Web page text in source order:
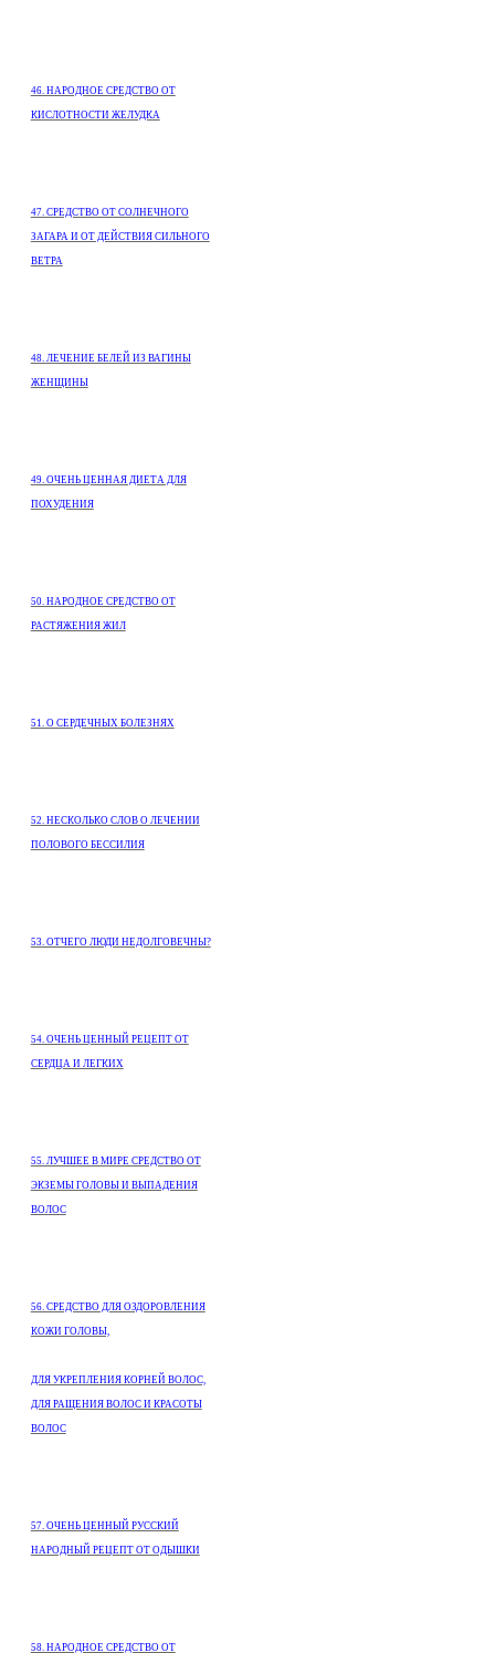
46. НАРОДНОЕ СРЕДСТВО ОТ
КИСЛОТНОСТИ ЖЕЛУДКА
47. СРЕДСТВО ОТ СОЛНЕЧНОГО
ЗАГАРА И ОТ ДЕЙСТВИЯ СИЛЬНОГО
ВЕТРА
48. ЛЕЧЕНИЕ БЕЛЕЙ ИЗ ВАГИНЫ
ЖЕНЩИНЫ
49. ОЧЕНЬ ЦЕННАЯ ДИЕТА ДЛЯ
ПОХУДЕНИЯ
50. НАРОДНОЕ СРЕДСТВО ОТ
РАСТЯЖЕНИЯ ЖИЛ
51. О СЕРДЕЧНЫХ БОЛЕЗНЯХ
52. НЕСКОЛЬКО СЛОВ О ЛЕЧЕНИИ
ПОЛОВОГО БЕССИЛИЯ
53. ОТЧЕГО ЛЮДИ НЕДОЛГОВЕЧНЫ?
54. ОЧЕНЬ ЦЕННЫЙ РЕЦЕПТ ОТ
СЕРДЦА И ЛЕГКИХ
55. ЛУЧШЕЕ В МИРЕ СРЕДСТВО ОТ
ЭКЗЕМЫ ГОЛОВЫ И ВЫПАДЕНИЯ
ВОЛОС
56. СРЕДСТВО ДЛЯ ОЗДОРОВЛЕНИЯ
КОЖИ ГОЛОВЫ,
ДЛЯ УКРЕПЛЕНИЯ КОРНЕЙ ВОЛОС,
ДЛЯ РАЩЕНИЯ ВОЛОС И КРАСОТЫ
ВОЛОС
57. ОЧЕНЬ ЦЕННЫЙ РУССКИЙ
НАРОДНЫЙ РЕЦЕПТ ОТ ОДЫШКИ
58. НАРОДНОЕ СРЕДСТВО ОТ